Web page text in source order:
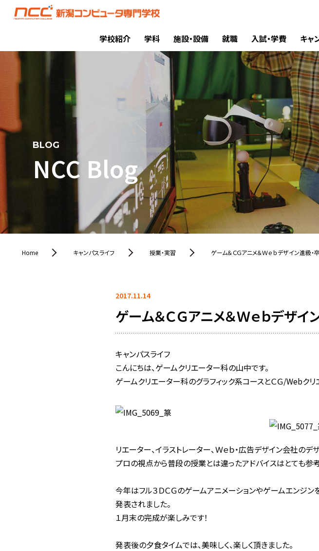
学校紹介 学科 施設・設備 就職 入試・学費 キャ
BLOG
NCC Blog
Home キャンパスライフ 授業・実習 ゲーム＆ＣＧアニメ＆Ｗｅｂデザイン進級・
2017.11.14
ゲーム＆ＣＧアニメ＆Ｗｅｂデザイ
キャンパスライフ
こんにちは、ゲームクリエーター科の山中です。
ゲームクリエーター科のグラフィック系コースとＣＧ/Webク
リエーター、イラストレーター、Ｗｅｂ・広告デザイン会社の
プロの視点から普段の授業とは違ったアドバイスはとても参考
今年はフル３ＤＣＧのゲームアニメーションやゲームエンジ
発表されました。
１月末の完成が楽しみです！
発表後の夕食タイムでは、美味しく、楽しく頂きました。